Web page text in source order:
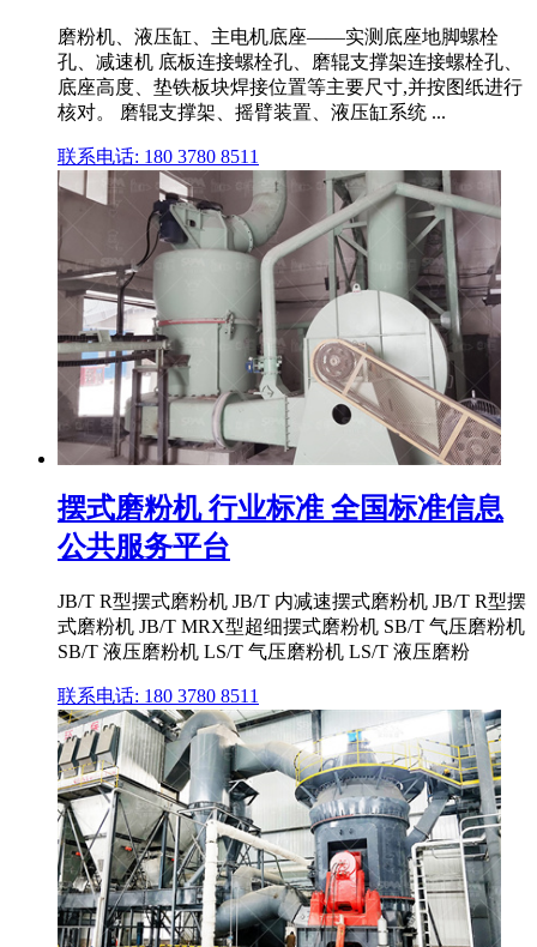
磨粉机、液压缸、主电机底座——实测底座地脚螺栓
孔、减速机 底板连接螺栓孔、磨辊支撑架连接螺栓孔、
底座高度、垫铁板块焊接位置等主要尺寸,并按图纸进行
核对。 磨辊支撑架、摇臂装置、液压缸系统 ...
联系电话: 180 3780 8511
摆式磨粉机 行业标准 全国标准信息
公共服务平台
JB/T R型摆式磨粉机 JB/T 内减速摆式磨粉机 JB/T R型摆
式磨粉机 JB/T MRX型超细摆式磨粉机 SB/T 气压磨粉机
SB/T 液压磨粉机 LS/T 气压磨粉机 LS/T 液压磨粉
联系电话: 180 3780 8511